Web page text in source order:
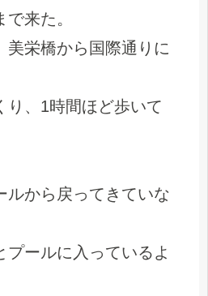
来た。
美栄橋から国際通りに
り、1時間ほど歩いて
ルから戻ってきていな
プールに入っているよ